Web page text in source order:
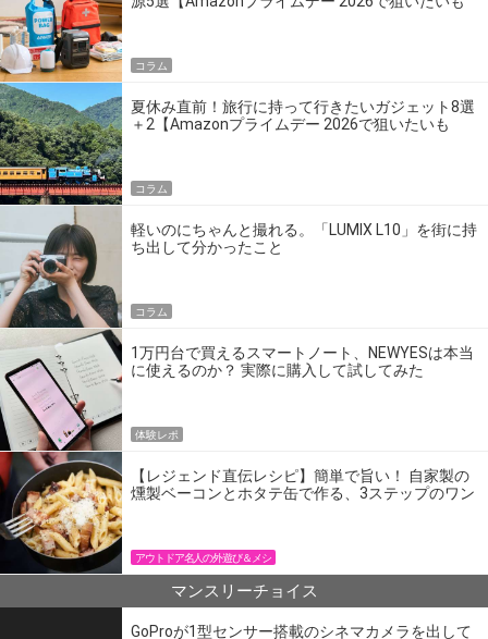
コラム
夏休み直前！旅行に持って行きたいガジェット8選
＋2【Amazonプライムデー 2026で狙いたいも
コラム
軽いのにちゃんと撮れる。「LUMIX L10」を街に持
ち出して分かったこと
コラム
1万円台で買えるスマートノート、NEWYESは本当
に使えるのか？ 実際に購入して試してみた
体験レポ
【レジェンド直伝レシピ】簡単で旨い！ 自家製の
燻製ベーコンとホタテ缶で作る、3ステップのワン
アウトドア名人の外遊び＆メシ
マンスリーチョイス
GoProが1型センサー搭載のシネマカメラを出して